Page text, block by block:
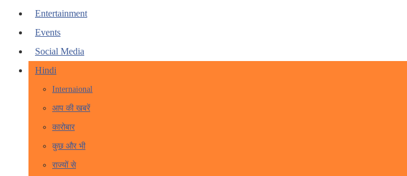
Entertainment
Events
Social Media
Hindi
Internaional
आप की खबरें
कारोबार
कुछ और भी
राज्यों से